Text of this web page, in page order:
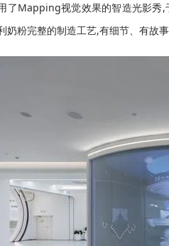
了Mapping视觉效果的智造光影秀,
奶粉完整的制造工艺,有细节、有故